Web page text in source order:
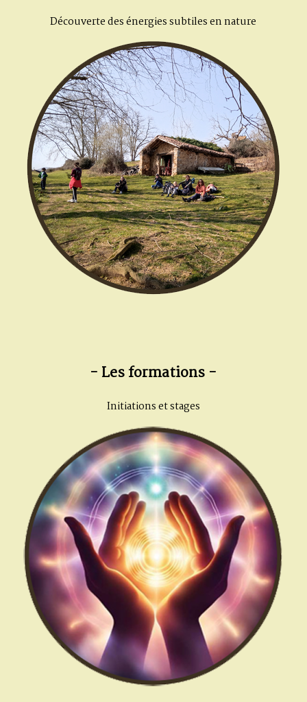
Découverte des énergies subtiles en nature
- Les formations -
Initiations et stages